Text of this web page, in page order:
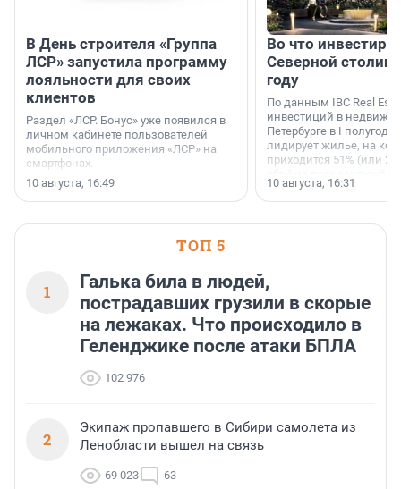
В День строителя «Группа
ЛСР» запустила программу
лояльности для своих
клиентов
Раздел «ЛСР. Бонус» уже появился в
личном кабинете пользователей
мобильного приложения «ЛСР» на
смартфонах.
10 августа, 16:49
Во что
Северной
году
По данным IBC Real
инвестиций в
Петербурге в I
лидирует жилье, на
приходится 51% (или
10 августа, 16:31
ТОП 5
1
Галька била в людей,
пострадавших грузили в скорые
на лежаках. Что происходило в
Геленджике после атаки БПЛА
102 976
2
Экипаж пропавшего в Сибири самолета из
Ленобласти вышел на связь
69 023 63